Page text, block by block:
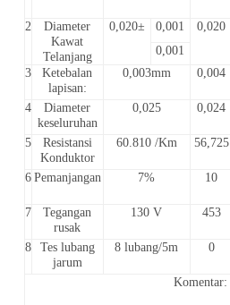
2
Diameter
Kawat
Telanjang
0,020± 0,001 0,020
0,001
3
Ketebalan
lapisan:
0,003mm 0,004
4
Diameter
keseluruhan
0,025 0,024
5
Resistansi
Konduktor
60.810 /Km 56,725
6 Pemanjangan 7% 10
7
Tegangan
rusak
130 V 453
8
Tes lubang
jarum
8 lubang/5m 0
Komentar: